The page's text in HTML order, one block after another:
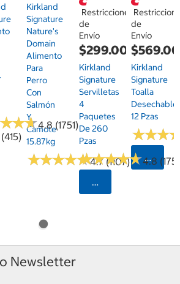
Postal
★★
★★4.8 (1751)
Kirkland
Signature
Nature's
Domain
Alimento
Para
Perro
Con
Salmón
Y
Camote
15.87kg
★★★★★
★★★★★4.7 (1107)
Restricciones
de
Envío
$299.00
Kirkland
Signature
Servilletas
4
Paquetes
De 260
Pzas
★★★★★
★★★★★4.8 (175)
Seleccionar
de
Envío
$569.00
Kirkland
Signature
Toalla
Desechable
12 Pzas
★★★
★★★
Newsletter